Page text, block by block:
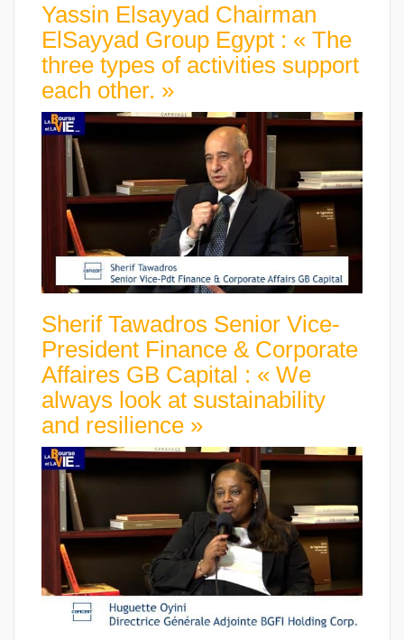
Yassin Elsayyad Chairman
ElSayyad Group Egypt : « The
three types of activities support
each other. »
Sherif Tawadros Senior Vice-
President Finance & Corporate
Affaires GB Capital : « We
always look at sustainability
and resilience »